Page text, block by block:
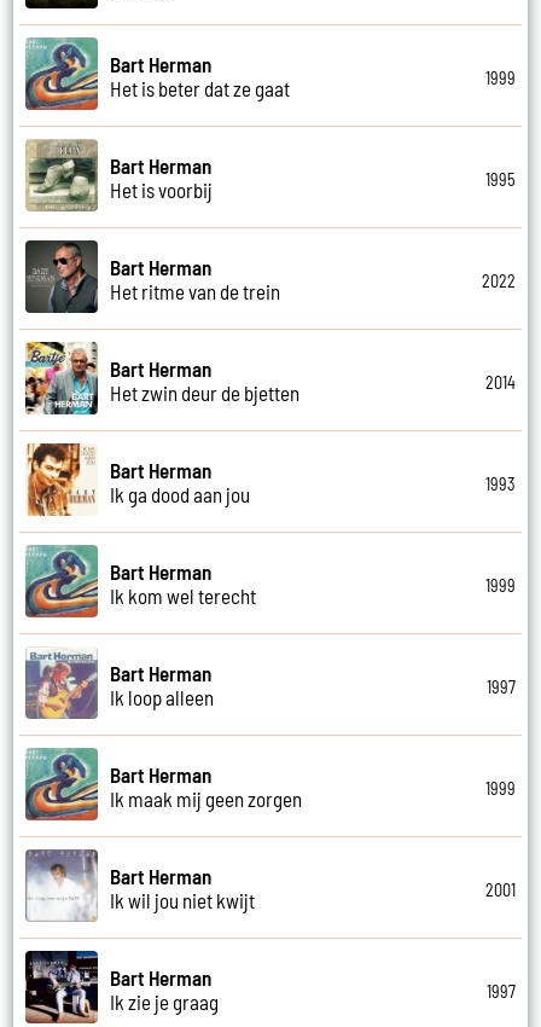
Bart Herman
Het is beter dat ze gaat
1999
Bart Herman
Het is voorbij
1995
Bart Herman
Het ritme van de trein
2022
Bart Herman
Het zwin deur de bjetten
2014
Bart Herman
Ik ga dood aan jou
1993
Bart Herman
Ik kom wel terecht
1999
Bart Herman
Ik loop alleen
1997
Bart Herman
Ik maak mij geen zorgen
1999
Bart Herman
Ik wil jou niet kwijt
2001
Bart Herman
Ik zie je graag
1997